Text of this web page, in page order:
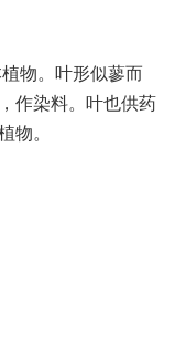
物。叶形似蓼而
作染料。叶也供药
。